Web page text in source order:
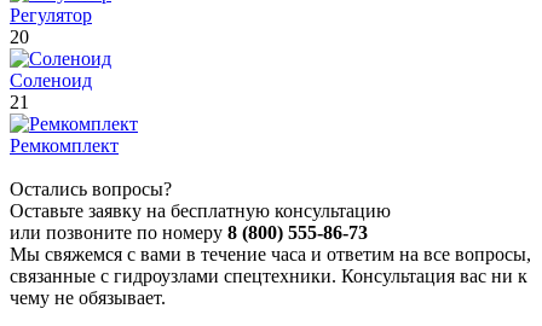
Регулятор
20
Соленоид
21
Ремкомплект
Остались вопросы?
Оставьте заявку на бесплатную консультацию
или позвоните по номеру 8 (800) 555-86-73
Мы свяжемся с вами в течение часа и ответим на все вопросы,
связанные с гидроузлами спецтехники. Консультация вас ни к
чему не обязывает.